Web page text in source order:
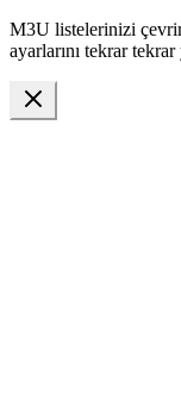
M3U listelerinizi
ayarlarını tekrar tekrar